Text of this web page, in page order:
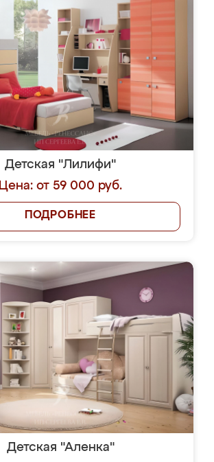
Детская "Лилифи"
Цена: от 59 000 руб.
ПОДРОБНЕЕ
Детская "Аленка"